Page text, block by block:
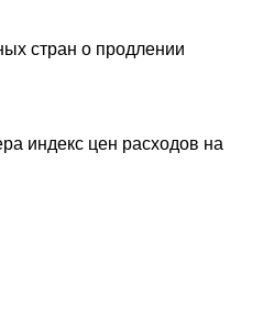
стран о продлении
индекс цен расходов на